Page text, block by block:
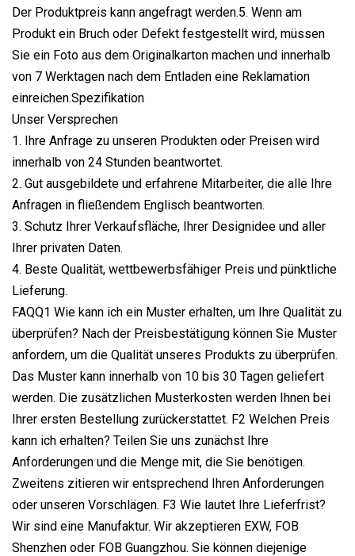
Der Produktpreis kann angefragt werden.5. Wenn am
Produkt ein Bruch oder Defekt festgestellt wird, müssen
Sie ein Foto aus dem Originalkarton machen und innerhalb
von 7 Werktagen nach dem Entladen eine Reklamation
einreichen.Spezifikation
Unser Versprechen
1. Ihre Anfrage zu unseren Produkten oder Preisen wird
innerhalb von 24 Stunden beantwortet.
2. Gut ausgebildete und erfahrene Mitarbeiter, die alle Ihre
Anfragen in fließendem Englisch beantworten.
3. Schutz Ihrer Verkaufsfläche, Ihrer Designidee und aller
Ihrer privaten Daten.
4. Beste Qualität, wettbewerbsfähiger Preis und pünktliche
Lieferung.
FAQQ1 Wie kann ich ein Muster erhalten, um Ihre Qualität zu
überprüfen? Nach der Preisbestätigung können Sie Muster
anfordern, um die Qualität unseres Produkts zu überprüfen.
Das Muster kann innerhalb von 10 bis 30 Tagen geliefert
werden. Die zusätzlichen Musterkosten werden Ihnen bei
Ihrer ersten Bestellung zurückerstattet. F2 Welchen Preis
kann ich erhalten? Teilen Sie uns zunächst Ihre
Anforderungen und die Menge mit, die Sie benötigen.
Zweitens zitieren wir entsprechend Ihren Anforderungen
oder unseren Vorschlägen. F3 Wie lautet Ihre Lieferfrist?
Wir sind eine Manufaktur. Wir akzeptieren EXW, FOB
Shenzhen oder FOB Guangzhou. Sie können diejenige